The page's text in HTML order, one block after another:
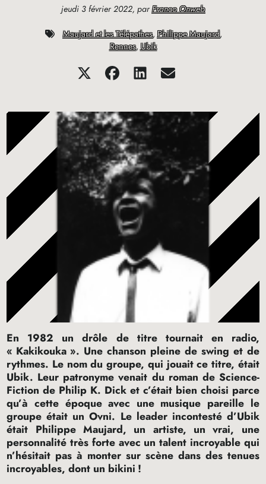
jeudi 3 février 2022, parFranco Onweb
Maujard et les Télépathes,Philippe Maujard,
Rennes, Ubik
En 1982 un drôle de titre tournait en radio,
« Kakikouka ». Une chanson pleine de swing et de
rythmes. Le nom du groupe, qui jouait ce titre, était
Ubik. Leur patronyme venait du roman de Science-
Fiction de Philip K. Dick et c’était bien choisi parce
qu’à cette époque avec une musique pareille le
groupe était un Ovni. Le leader incontesté d’Ubik
était Philippe Maujard, un artiste, un vrai, une
personnalité très forte avec un talent incroyable qui
n’hésitait pas à monter sur scène dans des tenues
incroyables, dont un bikini !